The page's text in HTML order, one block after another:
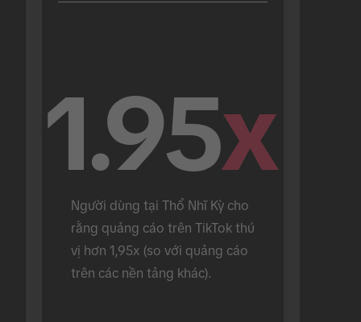
1.95x
Người dùng tại Thổ Nhĩ Kỳ cho
rằng quảng cáo trên TikTok thú
vị hơn 1,95x (so với quảng cáo
trên các nền tảng khác).